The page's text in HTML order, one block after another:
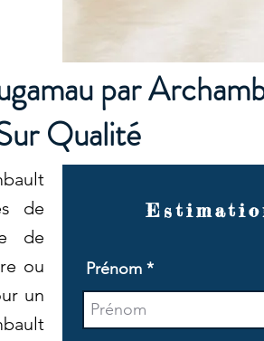
par
Qualité
de
de
ou
un
Prénom